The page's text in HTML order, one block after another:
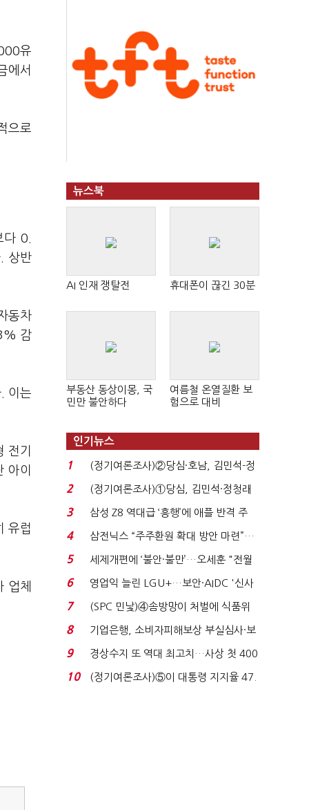
유
에서
으로
0.
상반
동차
감
이는
전기
아이
유럽
업체
뉴스북
AI 인재 쟁탈전 휴대폰이 끊긴 30분
부동산 동상이몽, 국
민만 불안하다
여름철 온열질환 보
험으로 대비
인기뉴스
1
(정기여론조사)②당심·호남, 김민석-정
청래 '초접전'...
2
(정기여론조사)①당심, 김민석·정청래
'초접전'…대통령 ...
3
삼성 Z8 역대급 ‘흥행’에 애플 반격 주
목…9월 ‘폴...
4
삼전닉스 “주주환원 확대 방안 마련”…
로이터에 성명...
5
세제개편에 ‘불안·불만’…오세훈 "전월
세 구하기 더 ...
6
영업익 늘린 LGU+…보안·AIDC '신사
업 드라이브'...
7
(SPC 민낯)④솜방망이 처벌에 식품위
생법 위반 반복...
8
기업은행, 소비자피해보상 부실심사·보
이스피싱 공시 ...
9
경상수지 또 역대 최고치…사상 첫 400
억달러에 '3% 성...
10
(정기여론조사)⑤이 대통령 지지율 47.